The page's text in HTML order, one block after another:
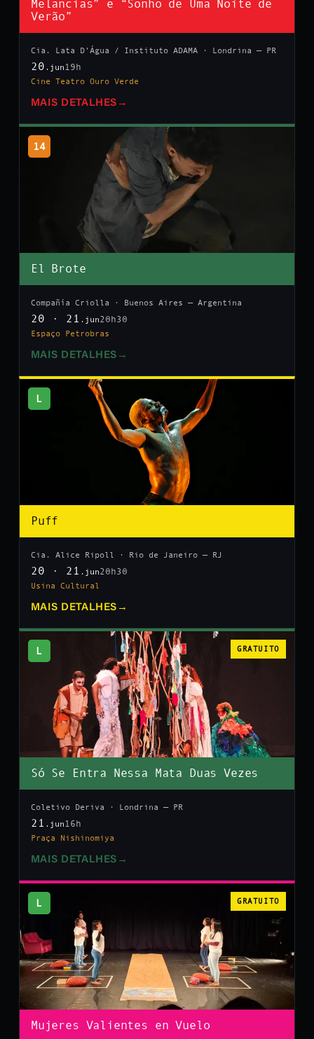
Melancias” e “Sonho de Uma Noite de
Verão”
Cia. Lata D’Água / Instituto ADAMA · Londrina — PR
20 .jun 19h
Cine Teatro Ouro Verde
MAIS DETALHES →
14
El Brote
Compañía Criolla · Buenos Aires — Argentina
20 · 21 .jun20h30
Espaço Petrobras
MAIS DETALHES →
L
Puff
Cia. Alice Ripoll · Rio de Janeiro — RJ
20 · 21 .jun20h30
Usina Cultural
MAIS DETALHES →
L GRATUITO
Só Se Entra Nessa Mata Duas Vezes
Coletivo Deriva · Londrina — PR
21 .jun 16h
Praça Nishinomiya
MAIS DETALHES →
L GRATUITO
Mujeres Valientes en Vuelo